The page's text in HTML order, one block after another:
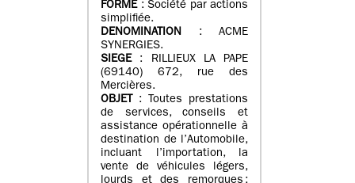
FORME: Société par actions
simplifiée.
DENOMINATION : ACME
SYNERGIES.
SIEGE: RILLIEUX LA PAPE
(69140) 672, rue des
Mercières.
OBJET
: Toutes prestations
de services, conseils et
assistance opérationnelle à
destination de l’Automobile,
incluant l’importation, la
vente de véhicules légers,